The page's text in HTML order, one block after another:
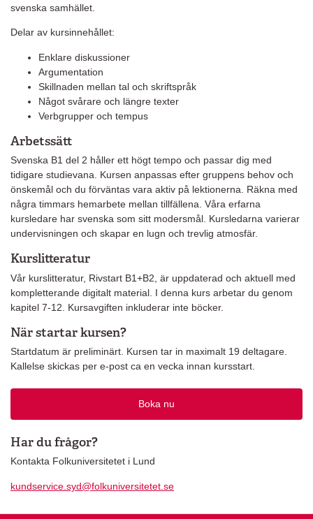
svenska samhället.
Delar av kursinnehållet:
Enklare diskussioner
Argumentation
Skillnaden mellan tal och skriftspråk
Något svårare och längre texter
Verbgrupper och tempus
Arbetssätt
Svenska B1 del 2 håller ett högt tempo och passar dig med
tidigare studievana. Kursen anpassas efter gruppens behov och
önskemål och du förväntas vara aktiv på lektionerna. Räkna med
några timmars hemarbete mellan tillfällena. Våra erfarna
kursledare har svenska som sitt modersmål. Kursledarna varierar
undervisningen och skapar en lugn och trevlig atmosfär.
Kurslitteratur
Vår kurslitteratur, Rivstart B1+B2, är uppdaterad och aktuell med
kompletterande digitalt material. I denna kurs arbetar du genom
kapitel 7-12. Kursavgiften inkluderar inte böcker.
När startar kursen?
Startdatum är preliminärt. Kursen tar in maximalt 19 deltagare.
Kallelse skickas per e-post ca en vecka innan kursstart.
Boka nu
Har du frågor?
Kontakta Folkuniversitetet i Lund
kundservice.syd@folkuniversitetet.se